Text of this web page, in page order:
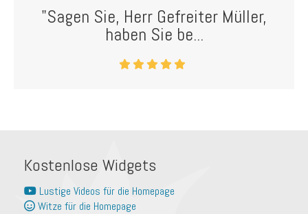
"Sagen Sie, Herr Gefreiter Müller,
haben Sie be...
Kostenlose Widgets
Lustige Videos für die Homepage
Witze für die Homepage